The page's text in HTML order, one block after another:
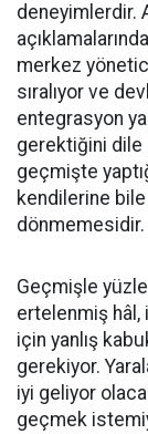
deneyimlerdir.
merkez
sıralıyor ve
entegrasyon
gerektiğini
geçmişte
kendilerine
dönmemesidir.
Geçmişle
ertelenmiş hâl,
için yanlış
gerekiyor.
iyi geliyor
geçmek